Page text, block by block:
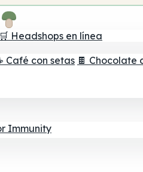
🛒 Headshops en línea
Café con setas 🍫 Chocolate
Immunity